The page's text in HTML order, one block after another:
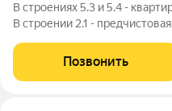
В строениях 5.3 и 5.4 -
В строении 2.1 -
идеально подходит именно
КЛЮЧ» (Строения
Позвонить